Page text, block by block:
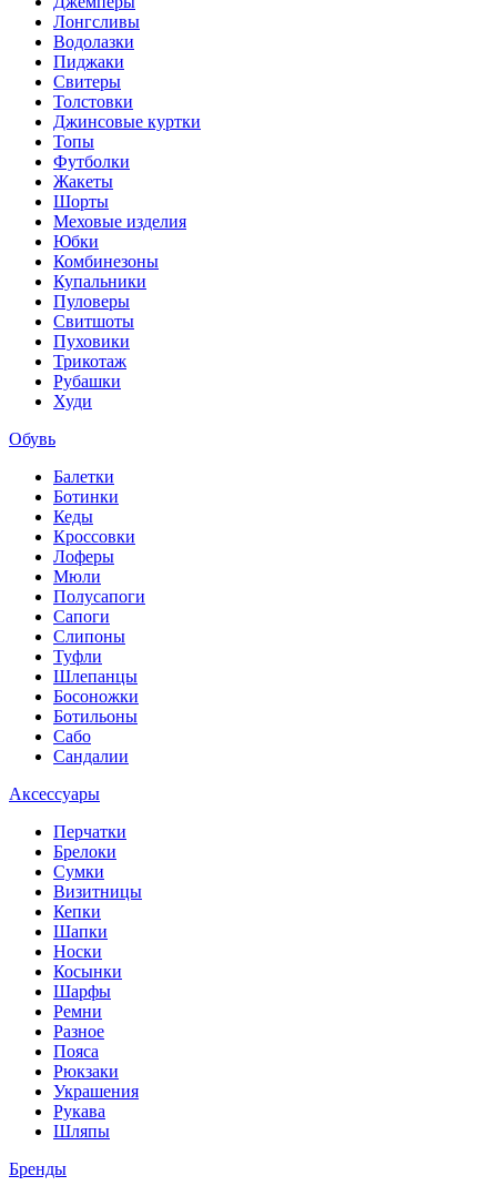
Лонгсливы
Водолазки
Пиджаки
Свитеры
Толстовки
Джинсовые куртки
Топы
Футболки
Жакеты
Шорты
Меховые изделия
Юбки
Комбинезоны
Купальники
Пуловеры
Свитшоты
Пуховики
Трикотаж
Рубашки
Худи
Обувь
Балетки
Ботинки
Кеды
Кроссовки
Лоферы
Мюли
Полусапоги
Сапоги
Слипоны
Туфли
Шлепанцы
Босоножки
Ботильоны
Сабо
Сандалии
Аксессуары
Перчатки
Брелоки
Сумки
Визитницы
Кепки
Шапки
Носки
Косынки
Шарфы
Ремни
Разное
Пояса
Рюкзаки
Украшения
Рукава
Шляпы
Бренды